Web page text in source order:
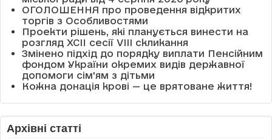
ОГОЛОШЕННЯ про проведення відкритих
торгів з Особливостями
Проекти рішень, які планується винести на
розгляд XCII сесії VІІІ скликання
Змінено підхід до порядку виплати Пенсійним
фондом України окремих видів державної
допомоги сім'ям з дітьми
Кожна донація крові — це врятоване життя!
Архівні статті